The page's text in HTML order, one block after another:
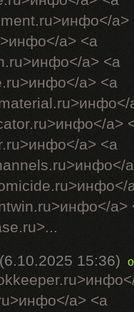
a>
a> <a
a> <a
a> <a
a>
a> <a
a>
(6.10.2025 15:36)
a> <a